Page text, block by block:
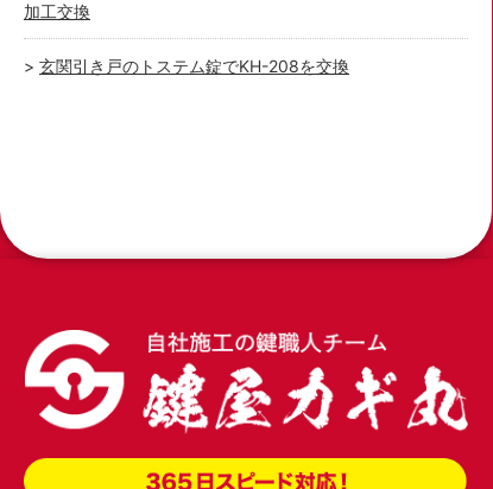
加工交換
玄関引き戸のトステム錠でKH-208を交換